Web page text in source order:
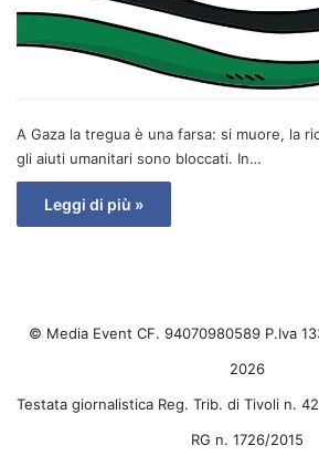
A Gaza la tregua è una farsa: si muore, la
gli aiuti umanitari sono bloccati. In…
Leggi di più »
© Media Event CF. 94070980589 P.Iva
2026
Testata giornalistica Reg. Trib. di Tivoli n.
RG n. 1726/2015